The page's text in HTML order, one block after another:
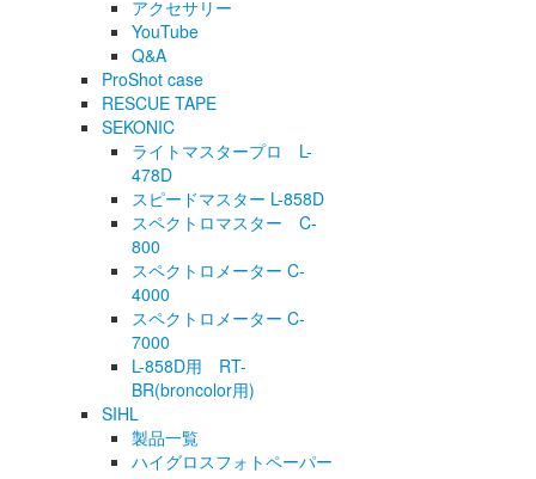
アクセサリー
YouTube
Q&A
ProShot case
RESCUE TAPE
SEKONIC
ライトマスタープロ L-
478D
スピードマスター L-858D
スペクトロマスター C-
800
スペクトロメーター C-
4000
スペクトロメーター C-
7000
L-858D用 RT-
BR(broncolor用)
SIHL
製品一覧
ハイグロスフォトペーパー